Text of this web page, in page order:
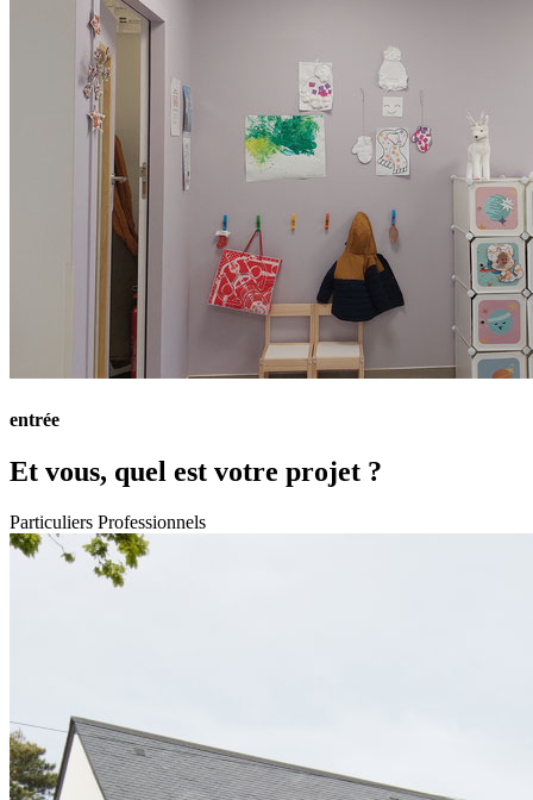
entrée
Et vous, quel est votre projet ?
Particuliers Professionnels